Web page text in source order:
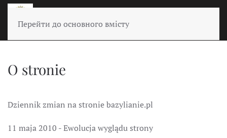
Перейти до основного вмісту
O stronie
Dziennik zmian na stronie bazylianie.pl
11 maja 2010 - Ewolucja wyglądu strony